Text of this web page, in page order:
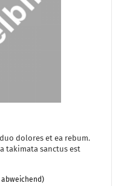
do­lo­res et ea rebum.
ta­ki­ma­ta sanc­tus est